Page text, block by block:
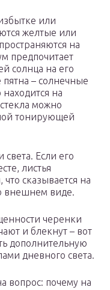
или
желтые или
на
предпочитает
солнца на его
– солнечные
на
можно
тонирующей
света. Если его
листья
сказывается на
внешнем виде.
черенки
и блекнут – вот
дополнительную
дневного света.
вопрос: почему на